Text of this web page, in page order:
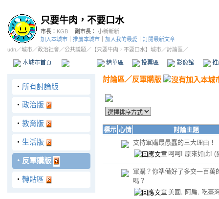
只要牛肉，不要口水
市長： KGB 副市長： 小新新新
加入本城市
推薦本城市 加入我的最愛
訂閱最新文章
udn／城市／政治社會 ／公共議題 ／ 【只要牛肉，不要口水】城市／討論區／
本城市首頁 精華區 投票區 影像館
‧ 所有討論版
‧ 政治版
‧ 教育版
‧ 生活版
‧ 反軍購版
‧ 轉貼區
討論區／反軍購版
標示 心情
討論主題
支持軍購最愚蠢的三大理由！
呵呵! 原來如此! (
軍購？你準備好了多交一百萬
嗎？
美國, 阿扁, 吃臺